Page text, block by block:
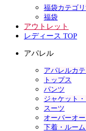
福袋カテゴ
福袋
アウトレット
レディース TOP
アパレル
アパレルカ
トップス
パンツ
ジャケット
スーツ
オーバーオ
下着・ルー